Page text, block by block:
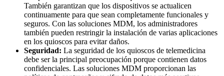
También garantizan que los dispositivos se actualicen
continuamente para que sean completamente funcionales y
seguros. Con las soluciones MDM, los administradores
también pueden restringir la instalación de varias aplicaciones
en los quioscos para evitar daños.
Seguridad: La seguridad de los quioscos de telemedicina
debe ser la principal preocupación porque contienen datos
confidenciales. Las soluciones MDM proporcionan las